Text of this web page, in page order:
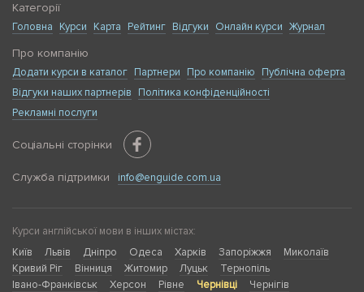
Категорії
Головна Курси Карта Рейтинг Відгуки Онлайн курси Журнал
Про компанію
Додати курси в каталог Партнери Про компанію
Публічна оферта
Відгуки наших партнерів
Політика конфіденційності
Рекламні послуги
Соціальні сторінки
Служба підтримки info@enguide.com.ua
Курси англійської мови в інших містах:
Київ
Львів Дніпро Одеса Харків Запоріжжя
Миколаїв
Кривий Ріг
Вінниця Житомир Луцьк
Тернопіль
Івано-Франківськ
Херсон Рівне Чернівці Чернігів